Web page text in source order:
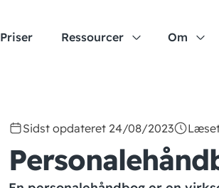
Priser Ressourcer Om
Sidst opdateret 24/08/2023